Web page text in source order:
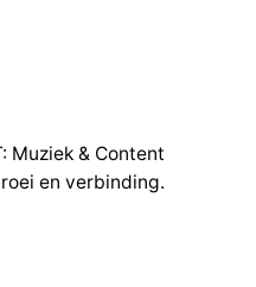
Muziek & Content
en verbinding.